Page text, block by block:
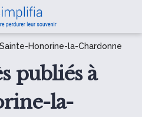
Honorine-la-Chardonne
publiés à
la-